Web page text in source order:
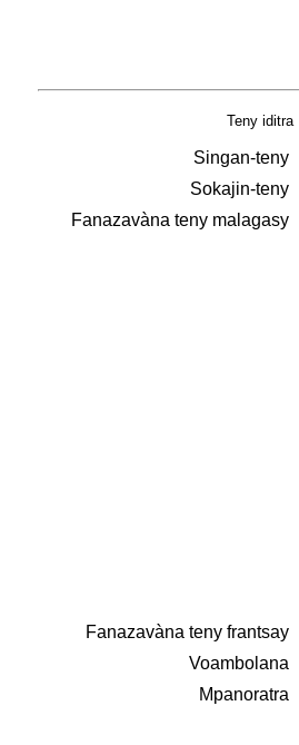
Teny iditra
Singan-teny
Sokajin-teny
Fanazavàna teny malagasy
Fanazavàna teny frantsay
Voambolana
Mpanoratra